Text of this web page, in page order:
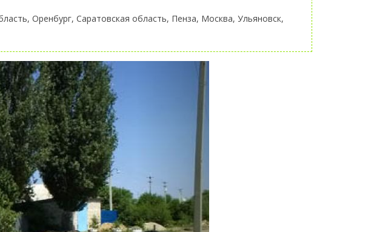
Оренбург, Саратовская область, Пенза, Москва, Ульяновск,